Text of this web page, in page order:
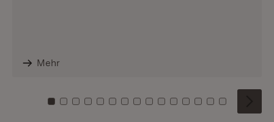
Mehr
Zu Kachel: 0
Zu Kachel: 1
Zu Kachel: 2
Zu Kachel: 3
Zu Kachel: 4
Zu Kachel: 5
Zu Kachel: 6
Zu Kachel: 7
Zu Kachel: 8
Zu Kachel: 9
Zu Kachel: 10
Zu Kachel: 11
Zu Kachel: 12
Zu Kachel:
Zu